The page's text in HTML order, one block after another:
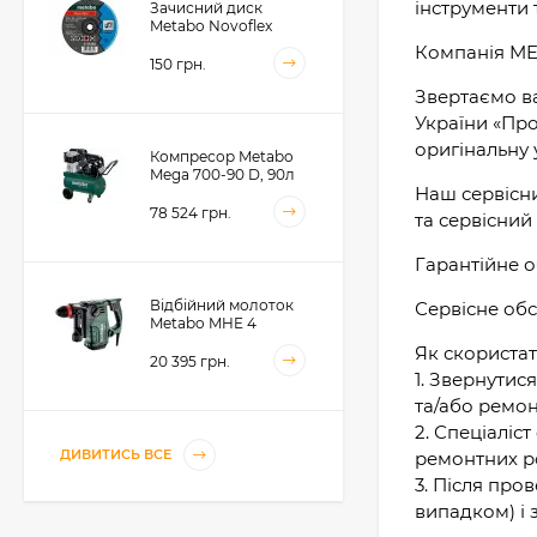
Компанія
Звертаємо
України
Наш
та сервісний
Гарантійне
Сервісне
Як
1.
та/або
2.
ремонтних
3. Після
випадком) і
Зачисний диск
Metabo Novoflex
(616468000)
150 грн.
Компресор Metabo
Mega 700-90 D, 90л
78 524 грн.
Відбійний молоток
Metabo MHE 4
20 395 грн.
Акумуляторний
ДИВИТИСЬ ВСЕ